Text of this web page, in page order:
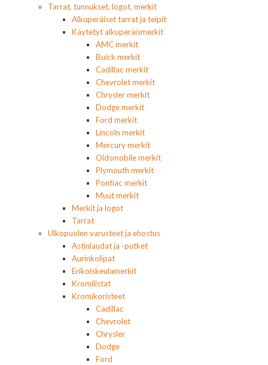
Tarrat, tunnukset, logot, merkit
Alkuperäiset tarrat ja teipit
Käytetyt alkuperäismerkit
AMC merkit
Buick merkit
Cadillac merkit
Chevrolet merkit
Chrysler merkit
Dodge merkit
Ford merkit
Lincoln merkit
Mercury merkit
Oldsmobile merkit
Plymouth merkit
Pontiac merkit
Muut merkit
Merkit ja logot
Tarrat
Ulkopuolen varusteet ja ehostus
Astinlaudat ja -putket
Aurinkolipat
Erikoiskeulamerkit
Kromilistat
Kromikoristeet
Cadillac
Chevrolet
Chrysler
Dodge
Ford